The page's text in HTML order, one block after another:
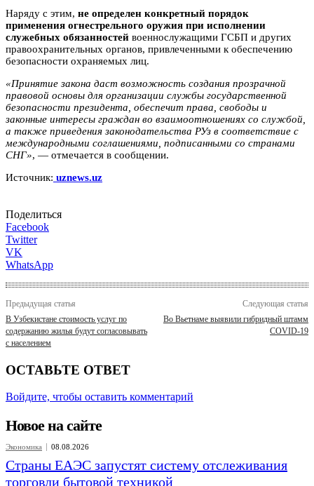
Наряду с этим, не определен конкретный порядок
применения огнестрельного оружия при исполнении
служебных обязанностей военнослужащими ГСБП и других
правоохранительных органов, привлеченными к обеспечению
безопасности охраняемых лиц.
«Принятие закона даст возможность создания прозрачной
правовой основы для организации службы государственной
безопасности президента, обеспечит права, свободы и
законные интересы граждан во взаимоотношениях со службой,
а также приведения законодательства РУз в соответствие с
международными соглашениями, подписанными со странами
СНГ», — отмечается в сообщении.
Источник: uznews.uz
Поделиться
Facebook
Twitter
VK
WhatsApp
Предыдущая статья
В Узбекистане стоимость услуг по
содержанию жилья будут согласовывать
с населением
Следующая статья
Во Вьетнаме выявили гибридный штамм
COVID-19
ОСТАВЬТЕ ОТВЕТ
Войдите, чтобы оставить комментарий
Новое на сайте
Экономика 08.08.2026
Страны ЕАЭС запустят систему отслеживания
торговли бытовой техникой